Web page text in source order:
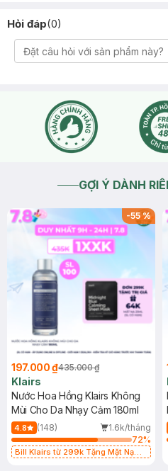
Hỏi đáp(0)
GỢI Ý DÀNH
-55%
197.000 ₫435.000 ₫
Klairs
Nước Hoa Hồng Klairs Không
Mùi Cho Da Nhạy Cảm 180ml
4.8 (148)
1.6k/tháng
72%
Bill Klairs từ 299k Tặng Mặt Nạ